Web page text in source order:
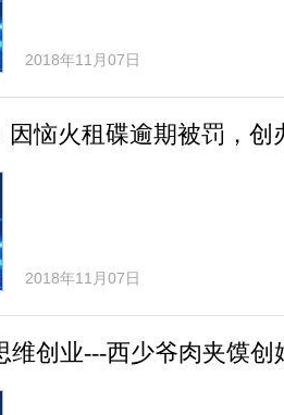
2018年11月07日
因恼火租碟逾期被罚，创
2018年11月07日
维创业---西少爷肉夹馍创